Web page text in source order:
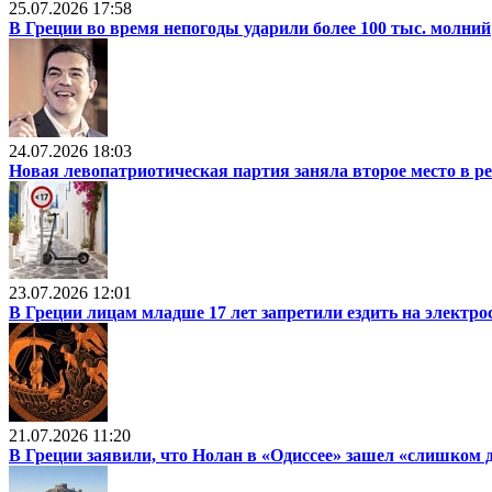
25.07.2026 17:58
В Греции во время непогоды ударили более 100 тыс. молний
24.07.2026 18:03
Новая левопатриотическая партия заняла второе место в
23.07.2026 12:01
В Греции лицам младше 17 лет запретили ездить на
21.07.2026 11:20
В Греции заявили, что Нолан в «Одиссее» зашел «слишком